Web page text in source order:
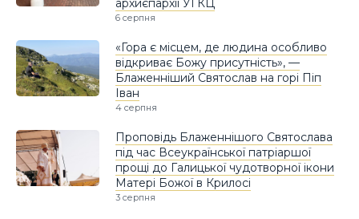
архиєпархії УГКЦ
6 серпня
«Гора є місцем, де людина особливо
відкриває Божу присутність», —
Блаженніший Святослав на горі Піп
Іван
4 серпня
Проповідь Блаженнішого Святослава
під час Всеукраїнської патріаршої
прощі до Галицької чудотворної ікони
Матері Божої в Крилосі
3 серпня